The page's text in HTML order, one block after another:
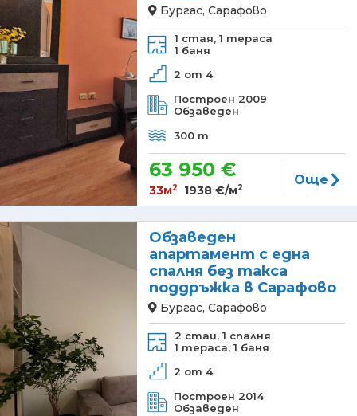
Бургас, Сарафово
1 стая, 1 тераса
1 баня
2 от 4
Построен 2009
Обзаведен
300 m
63 950 €
33м2 1938 €/м2
Още
Обзаведен
апартамент с една
спалня без такса
поддръжка в Сарафово
Бургас, Сарафово
2 стаи, 1 спалня
1 тераса, 1 баня
2 от 4
Построен 2014
Обзаведен